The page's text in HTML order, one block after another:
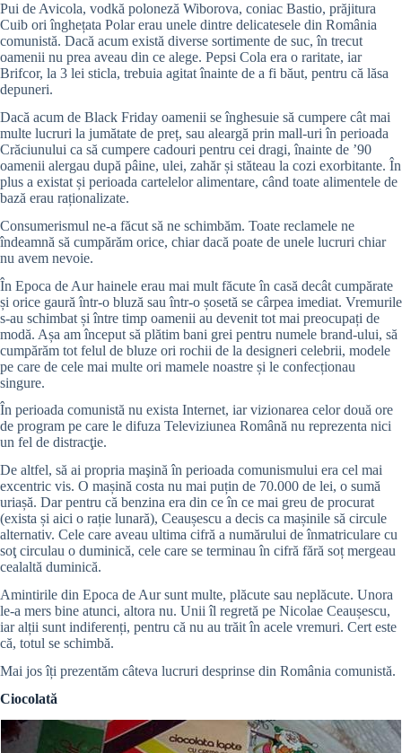
Pui de Avicola, vodkă poloneză Wiborova, coniac Bastio, prăjitura
Cuib ori înghețata Polar erau unele dintre delicatesele din România
comunistă. Dacă acum există diverse sortimente de suc, în trecut
oamenii nu prea aveau din ce alege. Pepsi Cola era o raritate, iar
Brifcor, la 3 lei sticla, trebuia agitat înainte de a fi băut, pentru că lăsa
depuneri.
Dacă acum de Black Friday oamenii se înghesuie să cumpere cât mai
multe lucruri la jumătate de preț, sau aleargă prin mall-uri în perioada
Crăciunului ca să cumpere cadouri pentru cei dragi, înainte de ’90
oamenii alergau după pâine, ulei, zahăr și stăteau la cozi exorbitante. În
plus a existat și perioada cartelelor alimentare, când toate alimentele de
bază erau raționalizate.
Consumerismul ne-a făcut să ne schimbăm. Toate reclamele ne
îndeamnă să cumpărăm orice, chiar dacă poate de unele lucruri chiar
nu avem nevoie.
În Epoca de Aur hainele erau mai mult făcute în casă decât cumpărate
și orice gaură într-o bluză sau într-o șosetă se cârpea imediat. Vremurile
s-au schimbat și între timp oamenii au devenit tot mai preocupați de
modă. Așa am început să plătim bani grei pentru numele brand-ului, să
cumpărăm tot felul de bluze ori rochii de la designeri celebrii, modele
pe care de cele mai multe ori mamele noastre și le confecționau
singure.
În perioada comunistă nu exista Internet, iar vizionarea celor două ore
de program pe care le difuza Televiziunea Română nu reprezenta nici
un fel de distracţie.
De altfel, să ai propria maşină în perioada comunismului era cel mai
excentric vis. O mașină costa nu mai puțin de 70.000 de lei, o sumă
uriașă. Dar pentru că benzina era din ce în ce mai greu de procurat
(exista și aici o rație lunară), Ceaușescu a decis ca mașinile să circule
alternativ. Cele care aveau ultima cifră a numărului de înmatriculare cu
soţ circulau o duminică, cele care se terminau în cifră fără soț mergeau
cealaltă duminică.
Amintirile din Epoca de Aur sunt multe, plăcute sau neplăcute. Unora
le-a mers bine atunci, altora nu. Unii îl regretă pe Nicolae Ceaușescu,
iar alții sunt indiferenți, pentru că nu au trăit în acele vremuri. Cert este
că, totul se schimbă.
Mai jos îți prezentăm câteva lucruri desprinse din România comunistă.
Ciocolată